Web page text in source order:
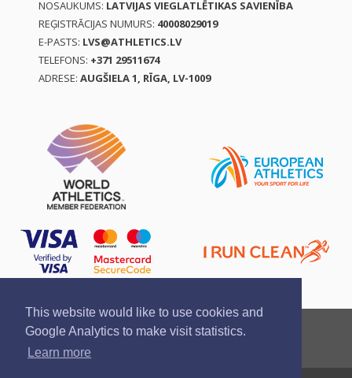
This website would like to use cookies and
Google Analytics to make visit statistics.
Learn more
NOSAUKUMS: LATVIJAS VIEGLATLĒTIKAS SAVIENĪBA
REĢISTRĀCIJAS NUMURS: 40008029019
E-PASTS: LVS@ATHLETICS.LV
TELEFONS: +371 29511674
ADRESE: AUGŠIELA 1, RĪGA, LV-1009
Ziņo par pārkāpumu
Privātuma politika
Pirkšanas un atgriešanas noteikumi